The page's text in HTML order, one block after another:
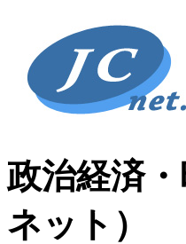
政治経済
ネット）